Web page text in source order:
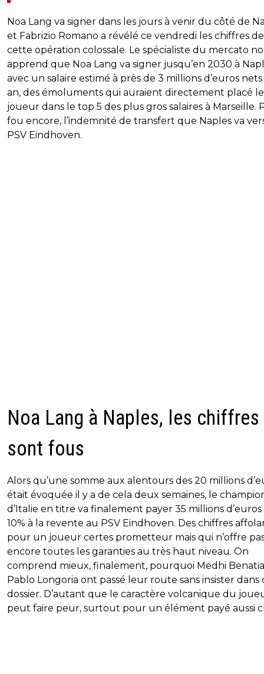
Noa Lang va signer dans les jours à venir du côté de
et Fabrizio Romano a révélé ce vendredi les chiffres de
cette opération colossale. Le spécialiste du mercato
apprend que Noa Lang va signer jusqu’en 2030 à
avec un salaire estimé à près de 3 millions d’euros
an, des émoluments qui auraient directement placé le
joueur dans le top 5 des plus gros salaires à Marseille.
fou encore, l’indemnité de transfert que Naples va
PSV Eindhoven.
Noa Lang à Naples, les chiffres
sont fous
Alors qu’une somme aux alentours des 20 millions
était évoquée il y a de cela deux semaines, le
d’Italie en titre va finalement payer 35 millions
10% à la revente au PSV Eindhoven. Des chiffres
pour un joueur certes prometteur mais qui n’offre
encore toutes les garanties au très haut niveau. On
comprend mieux, finalement, pourquoi Medhi
Pablo Longoria ont passé leur route sans insister dans
dossier. D’autant que le caractère volcanique du
peut faire peur, surtout pour un élément payé aussi